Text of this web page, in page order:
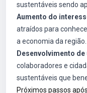
sustentáveis sendo
Aumento do
atraídos para
a economia da região.
Desenvolvimento
colaboradores e
sustentáveis que
Próximos passos